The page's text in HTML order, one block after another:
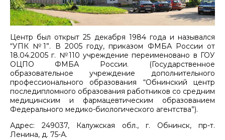
Центр был открыт 25 декабря 1984 года и назывался
“УПК №1”. В 2005 году, приказом ФМБА России от
18.04.2005 г. №110 учреждение переименовано в ГОУ
ОЦПО ФМБА России. (Государственное
образовательное учреждение дополнительного
профессионального образования “Обнинский центр
последипломного образования работников со средним
медицинским и фармацевтическим образованием
Федерального медико-биологического агентства”).
Адрес: 249037, Калужская обл., г. Обнинск, пр-т.
Ленина, д. 75-А.